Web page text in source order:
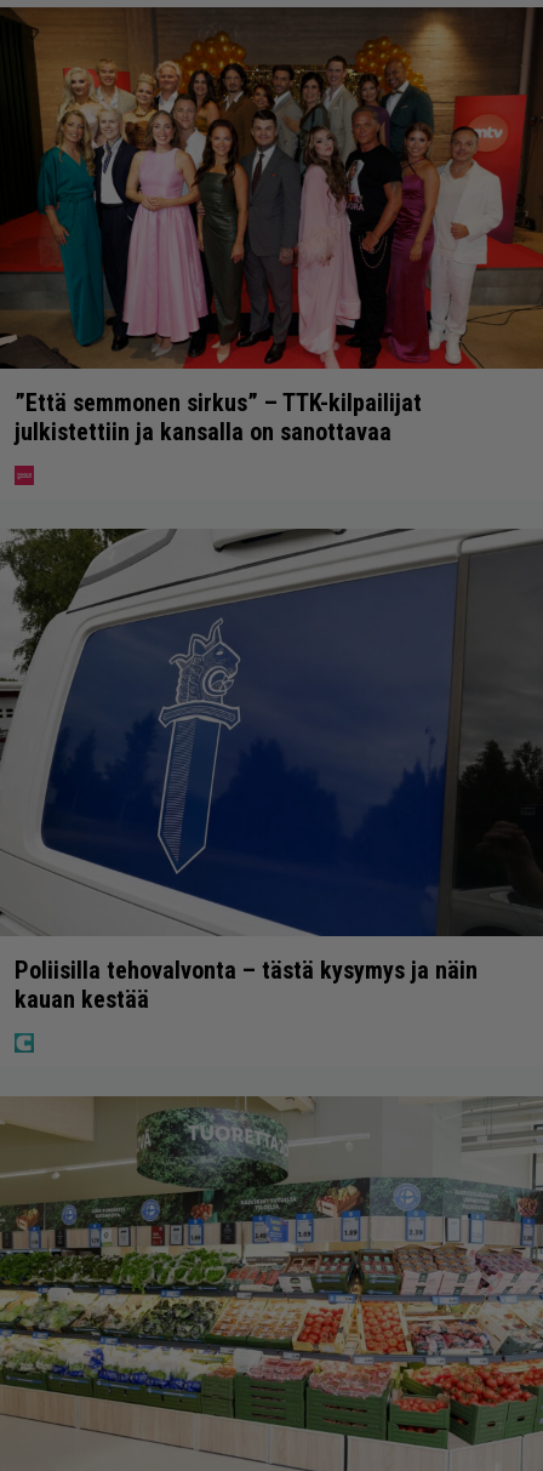
”Että semmonen sirkus” – TTK-kilpailijat
julkistettiin ja kansalla on sanottavaa
Poliisilla tehovalvonta – tästä kysymys ja näin
kauan kestää